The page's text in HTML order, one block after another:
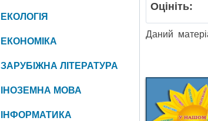
Оцініть:
Даний
ЕКОЛОГІЯ
ЕКОНОМІКА
ЗАРУБІЖНА ЛІТЕРАТУРА
ІНОЗЕМНА МОВА
ІНФОРМАТИКА